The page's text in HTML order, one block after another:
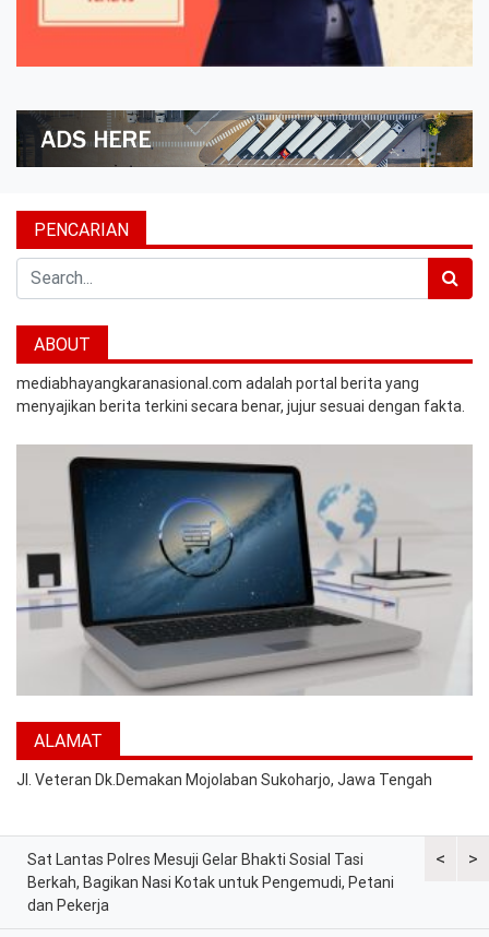
PENCARIAN
Search
ABOUT
mediabhayangkaranasional.com adalah portal berita yang
menyajikan berita terkini secara benar, jujur sesuai dengan fakta.
ALAMAT
Jl. Veteran Dk.Demakan Mojolaban Sukoharjo, Jawa Tengah
<
Sat Lantas Polres Mesuji Gelar Bhakti Sosial Tasi
Berkah, Bagikan Nasi Kotak untuk Pengemudi, Petani
dan Pekerja
Kapolres
>